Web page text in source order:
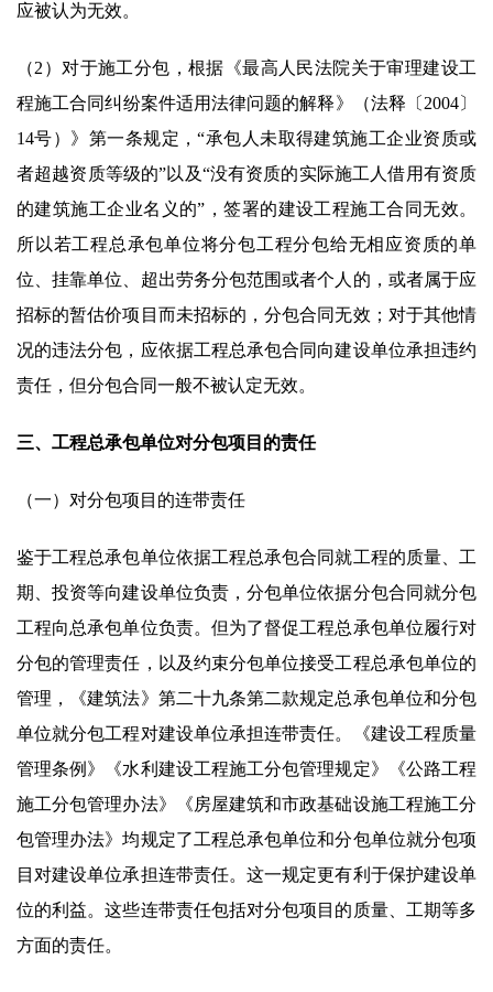
应被认为无效。
（2）对于施工分包，根据《最高人民法院关于审理建设工
程施工合同纠纷案件适用法律问题的解释》（法释〔2004〕
14号）》第一条规定，“承包人未取得建筑施工企业资质或
者超越资质等级的”以及“没有资质的实际施工人借用有资质
的建筑施工企业名义的”，签署的建设工程施工合同无效。
所以若工程总承包单位将分包工程分包给无相应资质的单
位、挂靠单位、超出劳务分包范围或者个人的，或者属于应
招标的暂估价项目而未招标的，分包合同无效；对于其他情
况的违法分包，应依据工程总承包合同向建设单位承担违约
责任，但分包合同一般不被认定无效。
三、工程总承包单位对分包项目的责任
（一）对分包项目的连带责任
鉴于工程总承包单位依据工程总承包合同就工程的质量、工
期、投资等向建设单位负责，分包单位依据分包合同就分包
工程向总承包单位负责。但为了督促工程总承包单位履行对
分包的管理责任，以及约束分包单位接受工程总承包单位的
管理，《建筑法》第二十九条第二款规定总承包单位和分包
单位就分包工程对建设单位承担连带责任。《建设工程质量
管理条例》《水利建设工程施工分包管理规定》《公路工程
施工分包管理办法》《房屋建筑和市政基础设施工程施工分
包管理办法》均规定了工程总承包单位和分包单位就分包项
目对建设单位承担连带责任。这一规定更有利于保护建设单
位的利益。这些连带责任包括对分包项目的质量、工期等多
方面的责任。